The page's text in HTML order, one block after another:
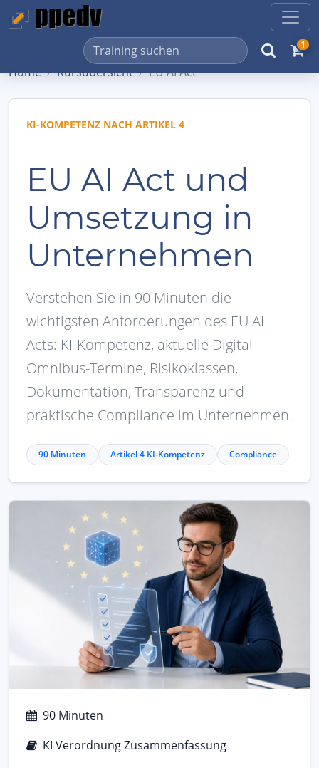
1
Home Kursübersicht EU AI Act
KI-KOMPETENZ NACH ARTIKEL 4
EU AI Act und
Umsetzung in
Unternehmen
Verstehen Sie in 90 Minuten die
wichtigsten Anforderungen des EU AI
Acts: KI-Kompetenz, aktuelle Digital-
Omnibus-Termine, Risikoklassen,
Dokumentation, Transparenz und
praktische Compliance im Unternehmen.
90 Minuten Artikel 4 KI-Kompetenz Compliance
90 Minuten
KI Verordnung Zusammenfassung